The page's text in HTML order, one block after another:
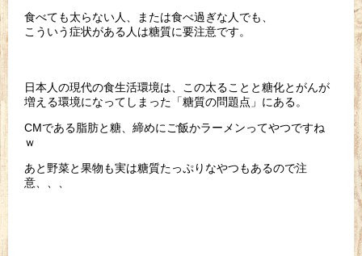
食べても太らない人、または食べ過ぎな人でも、
こういう症状がある人は糖質に要注意です。
日本人の現代の食生活環境は、この太ることと糖化とがんが
増える環境になってしまった「糖質の問題点」にある。
CMである脂肪と糖、締めにご飯かラーメンってやつですね
ｗ
あと野菜と果物も実は糖質たっぷりなやつもあるので注
意、、、